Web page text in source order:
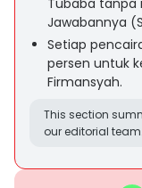
Tubaba tanpa
Jawabannya
Setiap
persen untuk
Firmansyah.
This section
our editorial team.